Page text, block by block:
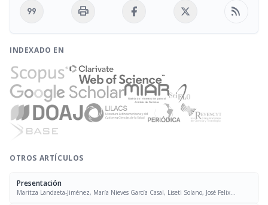
format_quote print rss_feed
INDEXADO EN
OTROS ARTÍCULOS
Presentación
Maritza Landaeta-Jiménez, María Nieves García Casal, Liseti Solano, José Felix